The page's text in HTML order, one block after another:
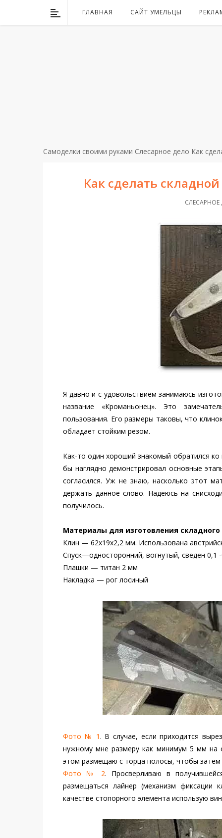
ГЛАВНАЯ САЙТ УМЕЛЬЦЫ
Самоделки своими руками Слесарное дело Как
Как сделать
СЛЕСАРНОЕ
Я давно и с удовольствием занимаюсь
название «Кроманьонец». Это
пользования. Его размеры таковы, что
обладает стойким резом.
Как-то один хороший знакомый обратился
бы наглядно демонстрировал основные
согласился. Уж не знаю, насколько этот
держать данное слово. Надеюсь на
получилось.
Материалы для изготовления
Клин — 62x19x2,2 мм. Использована
Спуск—односторонний, вогнутый, сведен 0,1
Плашки — титан 2 мм
Накладка — рог лосиный
Фото № 1. В случае, если приходится
нужному мне размеру как минимум 5 мм на
этом размещаю с торца полосы, чтобы
Фото № 2. Просверливаю в
размещаться лайнер (механизм фиксации
качестве стопорного элемента использую